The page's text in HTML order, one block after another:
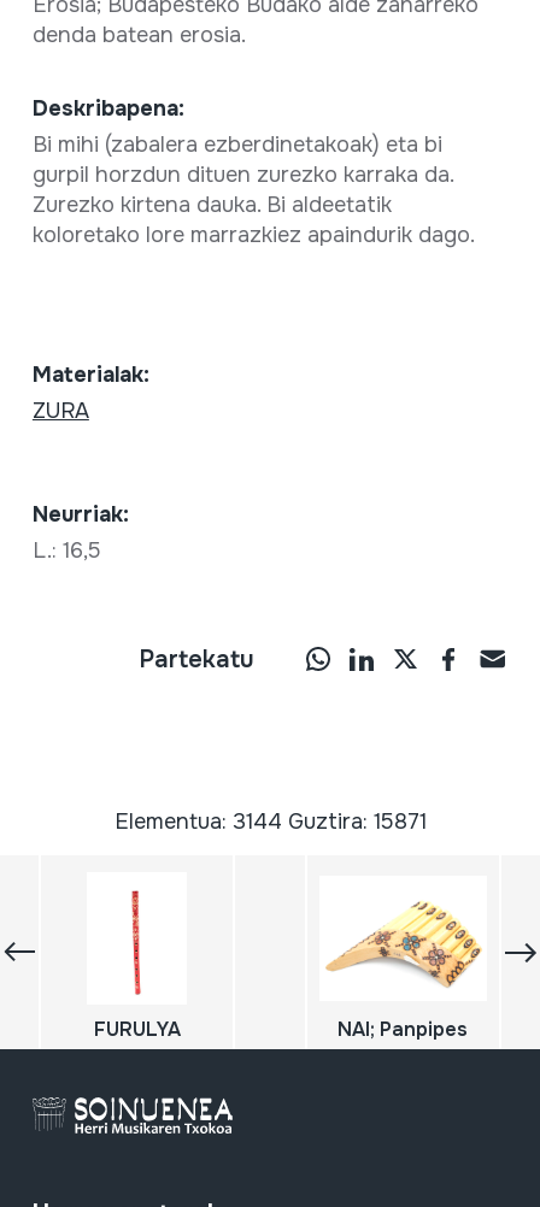
denda batean erosia.
Deskribapena:
Bi mihi (zabalera ezberdinetakoak) eta bi
gurpil horzdun dituen zurezko karraka da.
Zurezko kirtena dauka. Bi aldeetatik
koloretako lore marrazkiez apaindurik dago.
Materialak:
ZURA
Neurriak:
L.: 16,5
Partekatu
Elementua: 3144 Guztira: 15871
FURULYA NAI; Panpipes